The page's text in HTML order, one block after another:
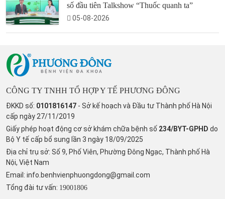
số đầu tiên Talkshow “Thuốc quanh ta”
05-08-2026
CÔNG TY TNHH TỔ HỢP Y TẾ PHƯƠNG ĐÔNG
ĐKKD số: 0101816147 - Sở kế hoạch và Đầu tư Thành phố Hà Nội
cấp ngày 27/11/2019
Giấy phép hoạt động cơ sở khám chữa bệnh số 234/BYT-GPHD do
Bộ Y tế cấp bổ sung lần 3 ngày 18/09/2025
Địa chỉ trụ sở: Số 9, Phố Viên, Phường Đông Ngạc, Thành phố Hà
Nội, Việt Nam
Email: info.benhvienphuongdong@gmail.com
Tổng đài tư vấn: 19001806